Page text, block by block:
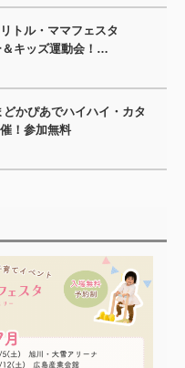
トル・ママフェスタ
キッズ運動会！…
かぴあでハイハイ・カタ
！参加無料